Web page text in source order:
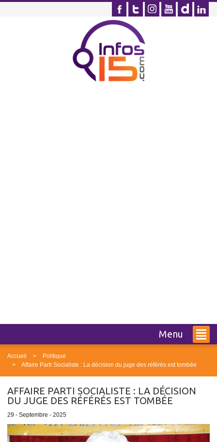
Menu
Accueil
Politique
Affaire Parti Socialiste : La décision du juge des référés est tombée
AFFAIRE PARTI SOCIALISTE : LA DÉCISION
DU JUGE DES RÉFÉRÉS EST TOMBÉE
29 - Septembre - 2025